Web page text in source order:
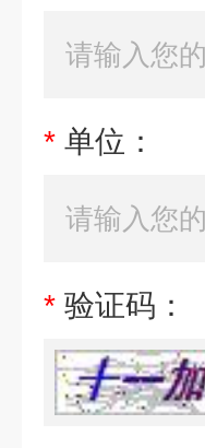
* 单位：
* 验证码：